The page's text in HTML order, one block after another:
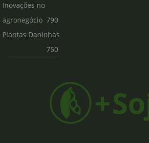
Inovações no
agronegócio 790
Plantas Daninhas
750